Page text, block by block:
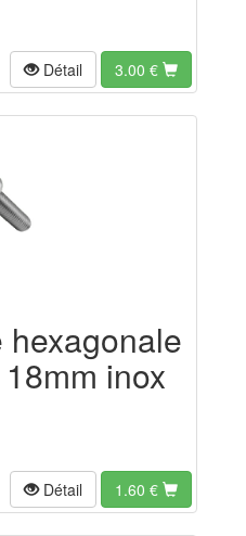
Détail 3.00 €
hexagonale
inox
Détail 1.60 €